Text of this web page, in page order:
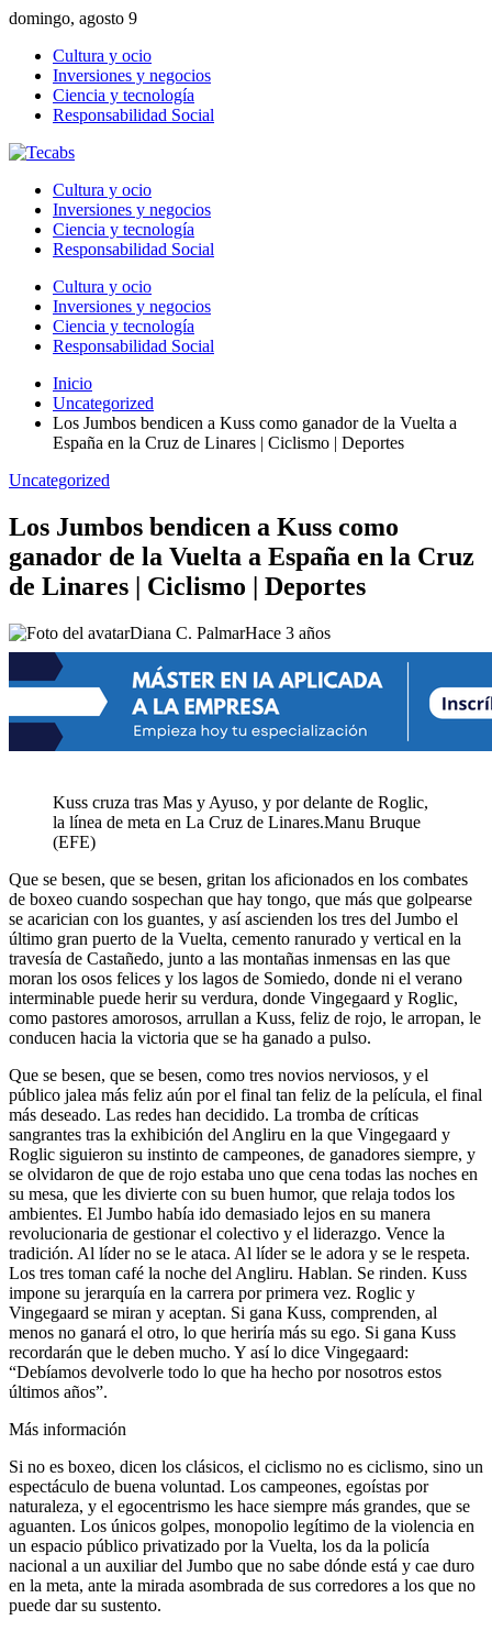
domingo, agosto 9
Cultura y ocio
Inversiones y negocios
Ciencia y tecnología
Responsabilidad Social
Cultura y ocio
Inversiones y negocios
Ciencia y tecnología
Responsabilidad Social
Cultura y ocio
Inversiones y negocios
Ciencia y tecnología
Responsabilidad Social
Inicio
Uncategorized
Los Jumbos bendicen a Kuss como ganador de la Vuelta a
España en la Cruz de Linares | Ciclismo | Deportes
Uncategorized
Los Jumbos bendicen a Kuss como
ganador de la Vuelta a España en la Cruz
de Linares | Ciclismo | Deportes
Diana C. PalmarHace 3 años
Kuss cruza tras Mas y Ayuso, y por delante de Roglic,
la línea de meta en La Cruz de Linares.Manu Bruque
(EFE)
Que se besen, que se besen, gritan los aficionados en los combates
de boxeo cuando sospechan que hay tongo, que más que golpearse
se acarician con los guantes, y así ascienden los tres del Jumbo el
último gran puerto de la Vuelta, cemento ranurado y vertical en la
travesía de Castañedo, junto a las montañas inmensas en las que
moran los osos felices y los lagos de Somiedo, donde ni el verano
interminable puede herir su verdura, donde Vingegaard y Roglic,
como pastores amorosos, arrullan a Kuss, feliz de rojo, le arropan, le
conducen hacia la victoria que se ha ganado a pulso.
Que se besen, que se besen, como tres novios nerviosos, y el
público jalea más feliz aún por el final tan feliz de la película, el final
más deseado. Las redes han decidido. La tromba de críticas
sangrantes tras la exhibición del Angliru en la que Vingegaard y
Roglic siguieron su instinto de campeones, de ganadores siempre, y
se olvidaron de que de rojo estaba uno que cena todas las noches en
su mesa, que les divierte con su buen humor, que relaja todos los
ambientes. El Jumbo había ido demasiado lejos en su manera
revolucionaria de gestionar el colectivo y el liderazgo. Vence la
tradición. Al líder no se le ataca. Al líder se le adora y se le respeta.
Los tres toman café la noche del Angliru. Hablan. Se rinden. Kuss
impone su jerarquía en la carrera por primera vez. Roglic y
Vingegaard se miran y aceptan. Si gana Kuss, comprenden, al
menos no ganará el otro, lo que heriría más su ego. Si gana Kuss
recordarán que le deben mucho. Y así lo dice Vingegaard:
“Debíamos devolverle todo lo que ha hecho por nosotros estos
últimos años”.
Más información
Si no es boxeo, dicen los clásicos, el ciclismo no es ciclismo, sino un
espectáculo de buena voluntad. Los campeones, egoístas por
naturaleza, y el egocentrismo les hace siempre más grandes, que se
aguanten. Los únicos golpes, monopolio legítimo de la violencia en
un espacio público privatizado por la Vuelta, los da la policía
nacional a un auxiliar del Jumbo que no sabe dónde está y cae duro
en la meta, ante la mirada asombrada de sus corredores a los que no
puede dar su sustento.